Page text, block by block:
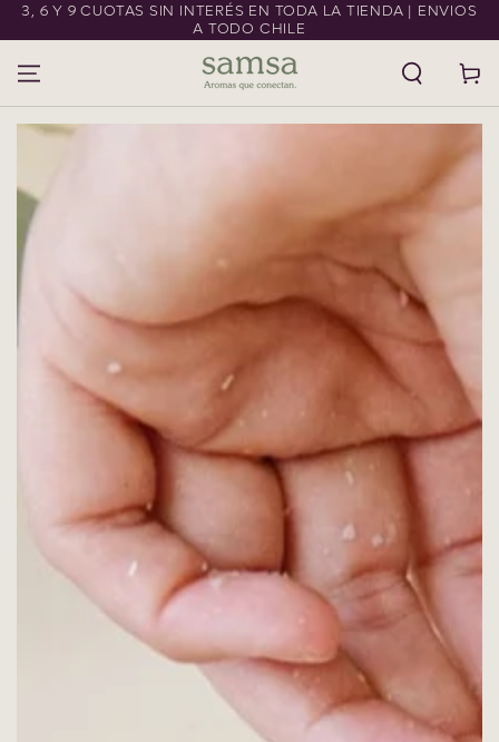
IR AL CONTENIDO
3, 6 Y 9 CUOTAS SIN INTERÉS EN TODA LA TIENDA | ENVIOS
A TODO CHILE
Carrito
IR A LA